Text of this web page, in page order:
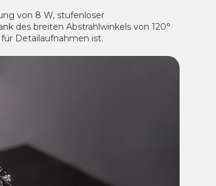
von 8 W, stufenloser
des breiten Abstrahlwinkels von 120°
Detailaufnahmen ist.